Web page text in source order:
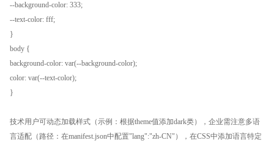
--background-color: 333;
--text-color: fff;
}
body {
background-color: var(--background-color);
color: var(--text-color);
}
技术用户可动态加载样式（示例：根据theme值添加dark类），企业需注意多语
言适配（路径：在manifest.json中配置"lang":"zh-CN"），在CSS中添加语言特定